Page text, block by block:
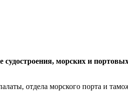
морских и
отдела морского порта и